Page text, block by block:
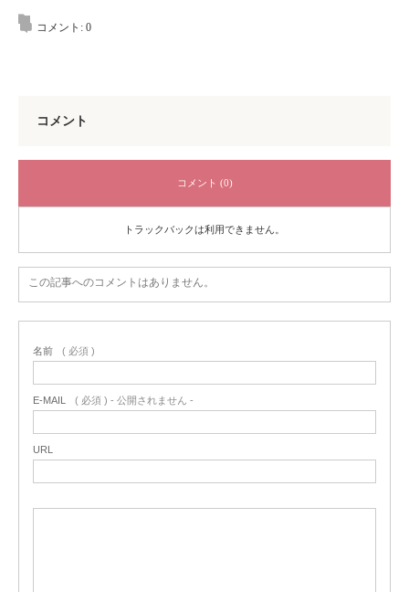
コメント: 0
コメント
コメント (0)
トラックバックは利用できません。
この記事へのコメントはありません。
名前 ( 必須 )
E-MAIL ( 必須 ) - 公開されません -
URL